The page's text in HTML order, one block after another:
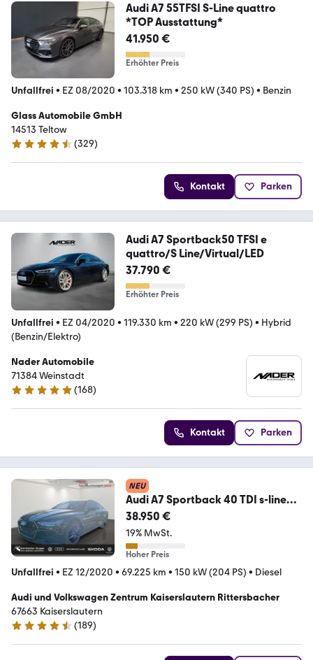
Audi A7 55TFSI S-Line quattro
*TOP Ausstattung*
41.950 €
Erhöhter Preis
Unfallfrei • EZ 08/2020 • 103.318 km • 250 kW (340 PS) • Benzin
Glass Automobile GmbH
14513 Teltow
4.4 Sterne
(329)
Kontakt Parken
Audi A7 Sportback50 TFSI e
quattro/S Line/Virtual/LED
37.790 €
Erhöhter Preis
Unfallfrei • EZ 04/2020 • 119.330 km • 220 kW (299 PS) • Hybrid
(Benzin/Elektro)
Nader Automobile
71384 Weinstadt
5 Sterne
(168)
Kontakt Parken
NEU
Audi A7 Sportback 40 TDI s-line
SportPlus Stadt+Tour
38.950 €
19% MwSt.
Hoher Preis
Unfallfrei • EZ 12/2020 • 69.225 km • 150 kW (204 PS) • Diesel
Audi und Volkswagen Zentrum Kaiserslautern Rittersbacher
67663 Kaiserslautern
4.6 Sterne
(189)